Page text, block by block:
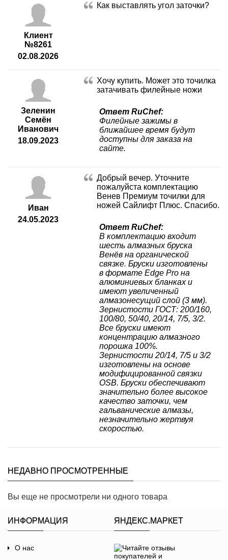
Клиент
№8261
02.08.2026
Как выставлять угол заточки?
Зеленин
Семён
Иванович
18.09.2023
Хочу купить. Может это точилка
затачивать филейные ножи
Ответ RuChef:
Филейные зажимы в
ближайшее время будут
доступны для заказа на
сайте.
Иван
24.05.2023
Добрый вечер. Уточните
пожалуйста комплектацию
Венев Премиум точилки для
ножей Сайлифт Плюс. Спасибо.
Ответ RuChef:
В комплектацию входит
шесть алмазных бруска
Венёв на органической
связке. Бруски изготовлены
в формате Edge Pro на
алюминиевых бланках и
имеют увеличенный
алмазонесущий слой (3 мм).
Зернистости ГОСТ: 200/160,
100/80, 50/40, 20/14, 7/5, 3/2.
Все бруски имеют
концентрацию алмазного
порошка 100%.
Зернистости 20/14, 7/5 и 3/2
изготовлены на основе
модифицированной связки
OSB. Бруски обеспечивают
значительно более высокое
качество заточки, чем
гальванические алмазы,
незначительно жертвуя
скоростью.
НЕДАВНО ПРОСМОТРЕННЫЕ
Вы еще не просмотрели ни одного товара
ИНФОРМАЦИЯ
О нас
ЯНДЕКС.МАРКЕТ